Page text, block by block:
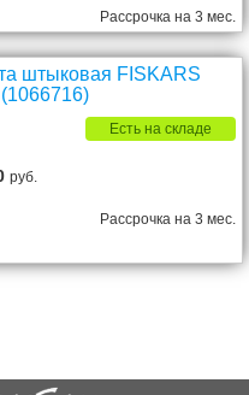
Рассрочка на 3 мес.
штыковая FISKARS
Есть на складе
руб.
Рассрочка на 3 мес.